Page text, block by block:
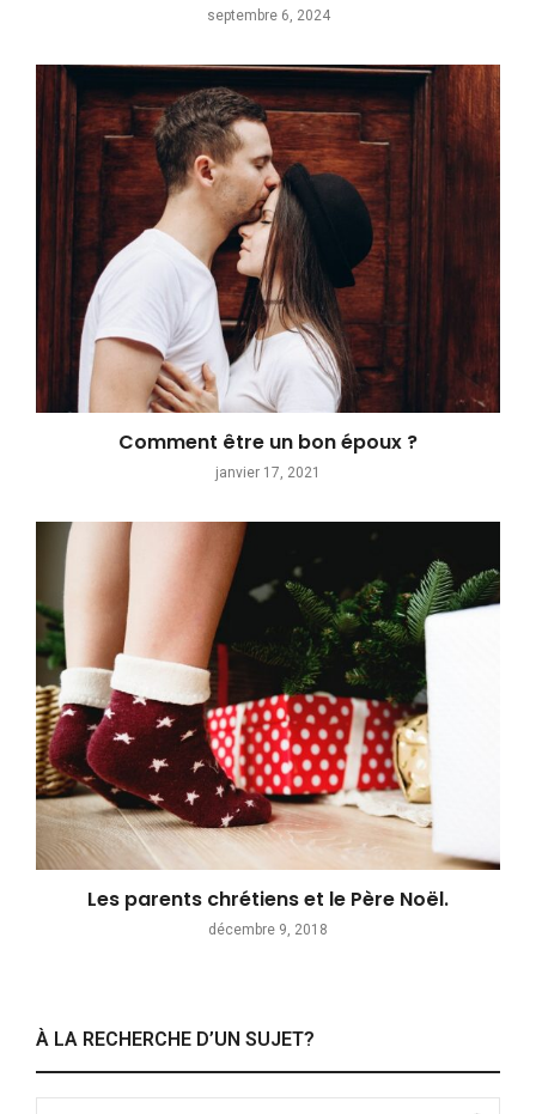
septembre 6, 2024
Comment être un bon époux ?
janvier 17, 2021
Les parents chrétiens et le Père Noël.
décembre 9, 2018
À LA RECHERCHE D’UN SUJET?